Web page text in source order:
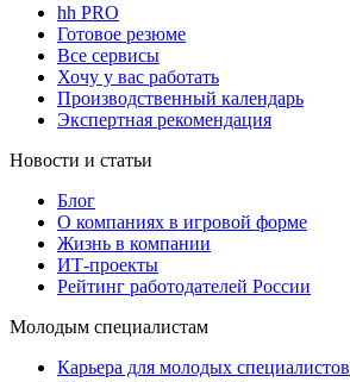
hh PRO
Готовое резюме
Все сервисы
Хочу у вас работать
Производственный календарь
Экспертная рекомендация
Новости и статьи
Блог
О компаниях в игровой форме
Жизнь в компании
ИТ-проекты
Рейтинг работодателей России
Молодым специалистам
Карьера для молодых специалистов